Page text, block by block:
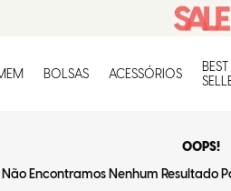
BOLSAS ACESSÓRIOS
BEST
OOPS!
Não Encontramos Nenhum Resultado